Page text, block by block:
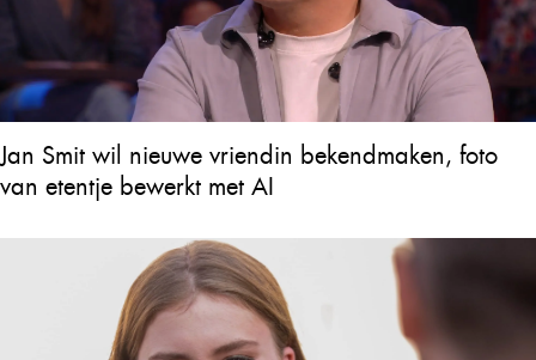
Jan Smit wil nieuwe vriendin bekendmaken, foto
van etentje bewerkt met AI